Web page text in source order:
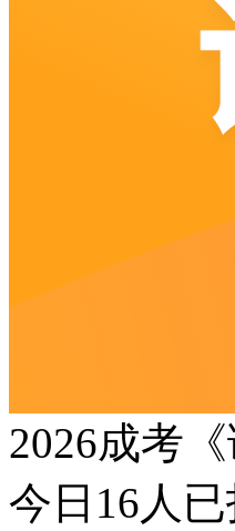
2026成考
今日 16人